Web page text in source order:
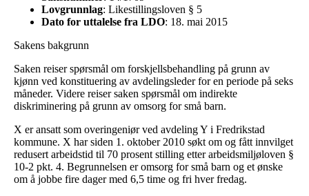
Lovgrunnlag: Likestillingsloven § 5
Dato for uttalelse fra LDO: 18. mai 2015
Sakens bakgrunn
Saken reiser spørsmål om forskjellsbehandling på grunn av
kjønn ved konstituering av avdelingsleder for en periode på seks
måneder. Videre reiser saken spørsmål om indirekte
diskriminering på grunn av omsorg for små barn.
X er ansatt som overingeniør ved avdeling Y i Fredrikstad
kommune. X har siden 1. oktober 2010 søkt om og fått innvilget
redusert arbeidstid til 70 prosent stilling etter arbeidsmiljøloven §
10-2 pkt. 4. Begrunnelsen er omsorg for små barn og et ønske
om å jobbe fire dager med 6,5 time og fri hver fredag.